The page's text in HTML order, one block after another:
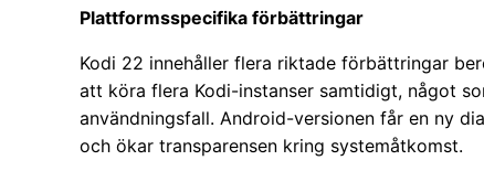
Plattformsspecifika förbättringar
Kodi 22 innehåller flera riktade förbättringar
att köra flera Kodi-instanser samtidigt, något
användningsfall. Android-versionen får en ny
och ökar transparensen kring systemåtkomst.